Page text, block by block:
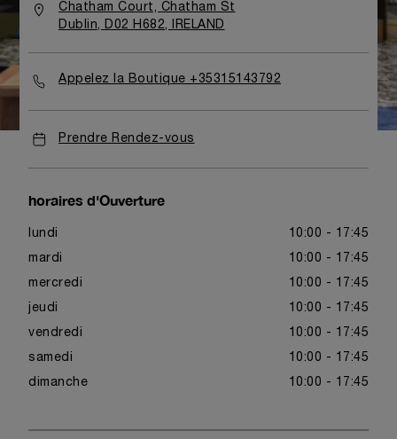
Chatham Court, Chatham St
Dublin, D02 H682, IRELAND
Appelez la Boutique +35315143792
Prendre Rendez-vous
horaires d'Ouverture
lundi 10:00 - 17:45
mardi 10:00 - 17:45
mercredi 10:00 - 17:45
jeudi 10:00 - 17:45
vendredi 10:00 - 17:45
samedi 10:00 - 17:45
dimanche 10:00 - 17:45